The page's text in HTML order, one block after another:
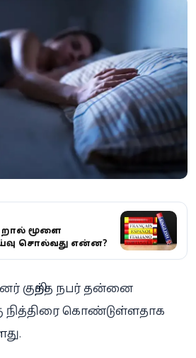
மூளை
சொல்வது என்ன?
குறித்த நபர் தன்னை
நித்திரை கொண்டுள்ளதாக